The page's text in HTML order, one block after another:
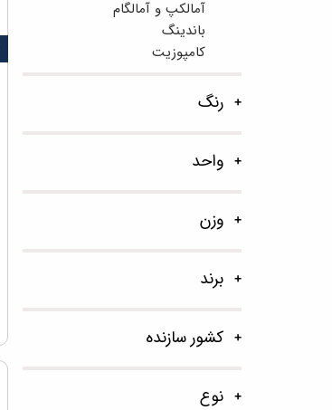
آمالکپ و آمالگام
باندینگ
کامپوزیت
رنگ
واحد
وزن
برند
کشور سازنده
نوع